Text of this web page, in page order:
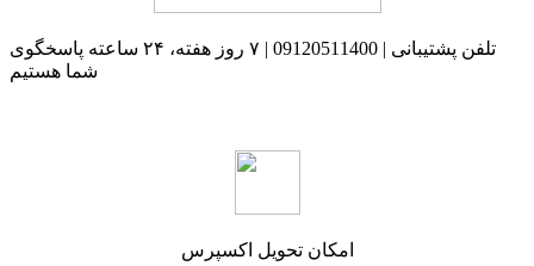
تلفن پشتیبانی | 09120511400 | ۷ روز هفته، ۲۴ ساعته پاسخگوی
شما هستیم
امکان تحویل اکسپرس